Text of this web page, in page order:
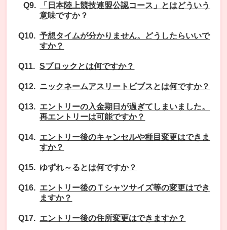
「日本陸上競技連盟公認コース」とはどういう
意味ですか？
予想タイムが分かりません。どうしたらいいで
すか？
Sブロックとは何ですか？
ニックネームアスリートビブスとは何ですか？
エントリーの入金期日が過ぎてしまいました。
再エントリーは可能ですか？
エントリー後のキャンセルや種目変更はできま
すか？
ゆずれ～るとは何ですか？
エントリー後のＴシャツサイズ等の変更はでき
ますか？
エントリー後の住所変更はできますか？